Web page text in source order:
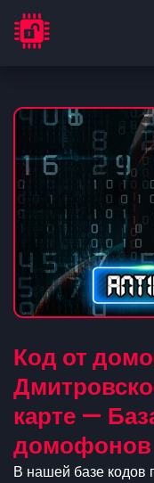
Код от
карте —
домофонов
В нашей базе кодов